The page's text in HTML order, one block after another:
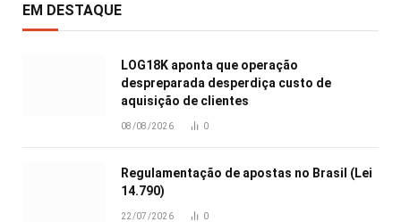
EM DESTAQUE
LOG18K aponta que operação
despreparada desperdiça custo de
aquisição de clientes
08/08/2026 0
Regulamentação de apostas no Brasil (Lei
14.790)
22/07/2026 0